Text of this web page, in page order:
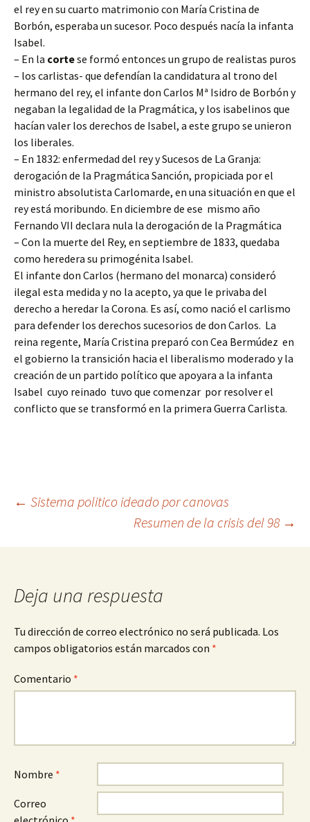
el rey en su cuarto matrimonio con María Cristina de
Borbón, esperaba un sucesor. Poco después nacía la infanta
Isabel.
– En la cortese formó entonces un grupo de realistas puros
– los carlistas- que defendían la candidatura al trono del
hermano del rey, el infante don Carlos Mª Isidro de Borbón y
negaban la legalidad de la Pragmática, y los isabelinos que
hacían valer los derechos de Isabel, a este grupo se unieron
los liberales.
– En 1832: enfermedad del rey y Sucesos de La Granja:
derogación de la Pragmática Sanción, propiciada por el
ministro absolutista Carlomarde, en una situación en que el
rey está moribundo. En diciembre de ese mismo año
Fernando VII declara nula la derogación de la Pragmática
– Con la muerte del Rey, en septiembre de 1833, quedaba
como heredera su primogénita Isabel.
El infante don Carlos (hermano del monarca) consideró
ilegal esta medida y no la acepto, ya que le privaba del
derecho a heredar la Corona. Es así, como nació el carlismo
para defender los derechos sucesorios de don Carlos. La
reina regente, María Cristina preparó con Cea Bermúdez en
el gobierno la transición hacia el liberalismo moderado y la
creación de un partido político que apoyara a la infanta
Isabel cuyo reinado tuvo que comenzar por resolver el
conflicto que se transformó en la primera Guerra Carlista.
Navegación
de
entradas
← Sistema politico ideado por canovas
Resumen de la crisis del 98 →
Deja una respuesta
Tu dirección de correo electrónico no será publicada. Los
campos obligatorios están marcados con *
Comentario *
Nombre *
Correo